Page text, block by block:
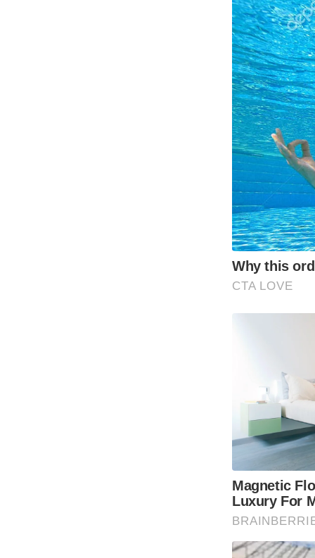
Why this
CTA LOVE
Magnetic
Luxury For